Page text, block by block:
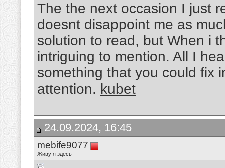
The the next occasion I just
doesnt disappoint me as
solution to read, but When i
intriguing to mention. All I
something that you could fix
attention. kubet
24.09.2024, 16:45
mebife9077
Живу я здесь